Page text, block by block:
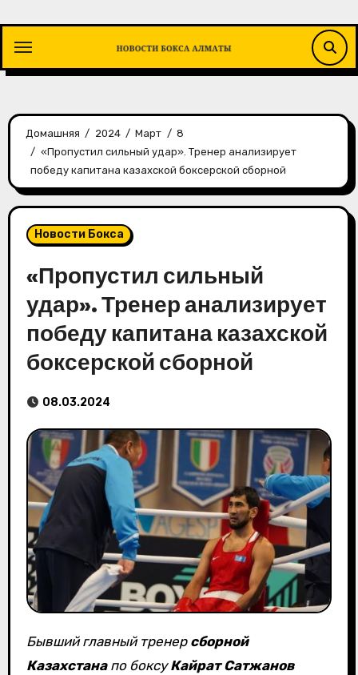
содержимому
Домашняя 2024 Март
8
«Пропустил сильный удар». Тренер анализирует
победу капитана казахской боксерской сборной
Новости Бокса
«Пропустил сильный
удар». Тренер анализирует
победу капитана казахской
боксерской сборной
08.03.2024
Бывший главный тренер сборной
Казахстанапо боксуКайрат Сатжанов